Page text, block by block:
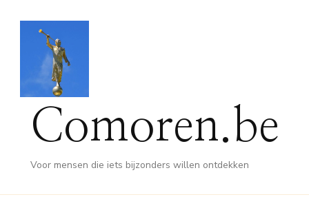
Comoren.be
Voor mensen die iets bijzonders willen ontdekken